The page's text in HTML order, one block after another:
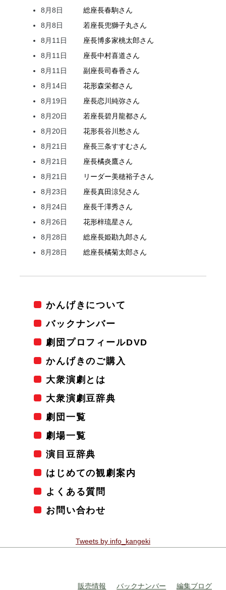
8月8日
総座長春駒さん
8月8日
若座長兜獅子丸さん
8月11日
座長博多家桃太郎さん
8月11日
座長中村喜道さん
8月11日
副座長司春香さん
8月14日
花形森栄都さん
8月19日
座長恋川純弥さん
8月20日
若座長碧月龍都さん
8月20日
花形長谷川愁さん
8月21日
座長三条すすむさん
8月21日
座長橘炎鷹さん
8月21日
リーダー美穂裕子さん
8月23日
座長真田涼兒さん
8月24日
座長千澤秀さん
8月26日
花形梓琉星さん
8月28日
総座長姫勘九郎さん
8月28日
総座長橘菊太郎さん
かんげきについて
バックナンバー
劇団プロフィールDVD
かんげきのご購入
大衆演劇とは
大衆演劇豆辞典
劇団一覧
劇場一覧
演目豆辞典
はじめての観劇案内
よくある質問
お問い合わせ
Tweets by info_kangeki
販売情報 バックナンバー 編集ブログ